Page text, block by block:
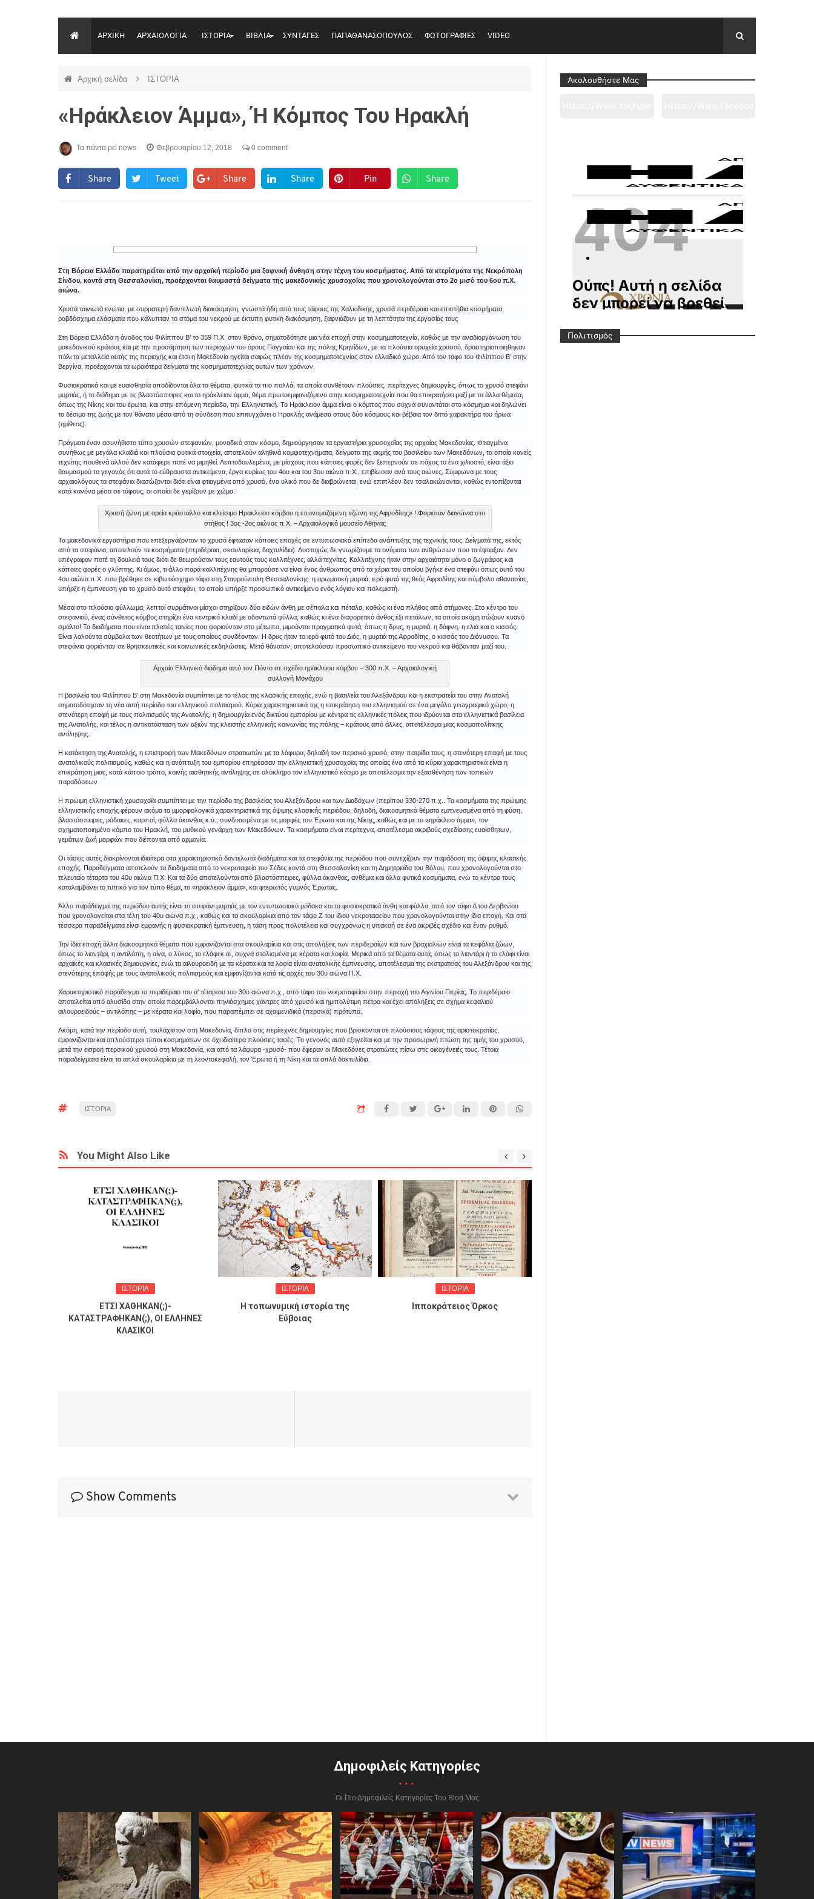
ΑΡΧΙΚΗ ΑΡΧΑΙΟΛΟΓΙΑ ΙΣΤΟΡΙΑ ΒΙΒΛΙΑ ΣΥΝΤΑΓΕΣ ΠΑΠΑΘΑΝΑΣΟΠΟΥΛΟΣ ΦΩΤΟΓΡΑΦΙΕΣ VIDEO
Αρχική σελίδα ΙΣΤΟΡΙΑ
«Ηράκλειον Άμμα», Ή Κόμπος Του Ηρακλή
Τα πάντα ρεί news Φεβρουαρίου 12, 2018 0 comment
Share Tweet Share Share Pin Share
Στη Βόρεια Ελλάδα παρατηρείται από την αρχαϊκή περίοδο µια ξαφνική άνθηση στην τέχνη του κοσμήματος. Από τα κτερίσματα της Νεκρόπολη
Σίνδου, κοντά στη Θεσσαλονίκη, προέρχονται θαυμαστά δείγματα της μακεδονικής χρυσοχοΐας που χρονολογούνται στο 2ο μισό του 6ου π.Χ.
αιώνα.
Χρυσά ταινιωτά ενώτια, µε συρµατερή δαντελωτή διακόσμηση, γνωστά ήδη από τους τάφους της Χαλκιδικής, χρυσά περιδέραια και επιστήθια κοσμήματα,
ραβδόσχημα ελάσματα που κάλυπταν το στόμα του νεκρού µε έκτυπη φυτική διακόσμηση, ξαφνιάζουν µε τη λεπτότητα της εργασίας τους
Στη Βόρεια Ελλάδα η άνοδος του Φιλίππου Β’ το 359 Π.Χ. στον θρόνο, σηματοδότησε µια νέα εποχή στην κοσµηµατοτεχνία, καθώς µε την αναδιοργάνωση του
μακεδονικού κράτους και µε την προσάρτηση των περιοχών του όρους Παγγαίου και της πόλης Κρηνίδων, µε τα πλούσια ορυχεία χρυσού, δραστηριοποιήθηκαν
πάλι τα μεταλλεία αυτής της περιοχής και έτσι η Μακεδονία ηγείται σαφώς πλέον της κοσµηµατοτεχνίας στον ελλαδικό χώρο. Από τον τάφο του Φιλίππου Β’ στην
Βεργίνα, προέρχονται τα ωραιότερα δείγματα της κοσµηµατοτεχνίας αυτών των χρόνων.
Φυσιοκρατικά και µε ευαισθησία αποδίδονται όλα τα θέματα, φυτικά τα πιο πολλά, τα οποία συνθέτουν πλούσιες, περίτεχνες δημιουργίες, όπως το χρυσό στεφάνι
μυρτιάς, ή το διάδημα µε τις βλαστόσπειρες και το ηράκλειον άµµα, θέμα πρωτοεμφανιζόμενο στην κοσμηματοτεχνία που θα επικρατήσει μαζί µε τα άλλα θέματα,
όπως της Νίκης και του έρωτα, και στην επόμενη περίοδο, την Ελληνιστική. Το Ηράκλειον άµµα είναι ο κόμπος που συχνά συναντάται στο κόσμημα και δηλώνει
το δέσιμο της ζωής με τον θάνατο μέσα από τη σύνδεση που επιτυγχάνει ο Ηρακλής ανάμεσα στους δύο κόσμους και βέβαια τον διττό χαρακτήρα του ήρωα
(ημίθεος).
Πράγματι έναν ασυνήθιστο τύπο χρυσών στεφανιών, μοναδικό στον κόσμο, δημιούργησαν τα εργαστήρια χρυσοχοΐας της αρχαίας Μακεδονίας. Φτιαγμένα
συνήθως με μεγάλα κλαδιά και πλούσια φυτικά στοιχεία, αποτελούν αληθινά κομψοτεχνήματα, δείγματα της ακμής του βασιλείου των Μακεδόνων, τα οποία κανείς
τεχνίτης πουθενά αλλού δεν κατάφερε ποτέ να μιμηθεί. Λεπτοδουλεμένα, με μίσχους που κάποιες φορές δεν ξεπερνούν σε πάχος το ένα χιλιοστό, είναι άξιο
θαυμασμού το γεγονός ότι αυτά το εύθραυστα αντικείμενα, έργα κυρίως του 4ου και του 3ου αιώνα π.Χ., επιβίωσαν ανά τους αιώνες. Σύμφωνα με τους
αρχαιολόγους τα στεφάνια διασώζονται διότι είναι φτιαγμένα από χρυσό, ένα υλικό που δε διαβρώνεται, ενώ επιπλέον δεν τσαλακώνονται, καθώς εντοπίζονται
κατά κανόνα μέσα σε τάφους, οι οποίοι δε γεμίζουν με χώμα.
Χρυσή ζώνη με ορεία κρύσταλλο και κλείσιμο Ηρακλείου κόμβου η επονομαζόμενη »ζώνη της Αφροδίτης» ! Φοριόταν διαγώνια στο
στήθος ! 3ος -2ος αιώνας π.Χ. – Αρχαιολογικό μουσείο Αθήνας
Τα μακεδονικά εργαστήρια που επεξεργάζονταν το χρυσό έφτασαν κάποιες εποχές σε εντυπωσιακά επίπεδα ανάπτυξης της τεχνικής τους. Δείγματά της, εκτός
από τα στεφάνια, αποτελούν τα κοσμήματα (περιδέραια, σκουλαρίκια, δαχτυλίδια). Δυστυχώς δε γνωρίζουμε τα ονόματα των ανθρώπων που τα έφτιαξαν. Δεν
υπέγραφαν ποτέ τη δουλειά τους διότι δε θεωρούσαν τους εαυτούς τους καλλιτέχνες, αλλά τεχνίτες. Καλλιτέχνης ήταν στην αρχαιότητα μόνο ο ζωγράφος και
κάποιες φορές ο γλύπτης. Κι όμως, τι άλλο παρά καλλιτέχνης θα μπορούσε να είναι ένας άνθρωπος από τα χέρια του οποίου βγήκε ένα στεφάνι όπως αυτό του
4ου αιώνα π.Χ. που βρέθηκε σε κιβωτιόσχημο τάφο στη Σταυρούπολη Θεσσαλονίκης: η αρωματική μυρτιά, ιερό φυτό της θεάς Αφροδίτης και σύμβολο αθανασίας,
υπήρξε η έμπνευση για το χρυσό αυτό στεφάνι, το οποίο υπήρξε προσωπικό αντικείμενο ενός λόγιου και πολεμιστή.
Μέσα στο πλούσιο φύλλωμα, λεπτοί συρμάτινοι μίσχοι στηρίζουν δύο ειδών άνθη με σέπαλα και πέταλα, καθώς κι ένα πλήθος από στήμονες. Στο κέντρο του
στεφανιού, ένας σύνθετος κόμβος στηρίζει ένα κεντρικό κλαδί με οδοντωτά φύλλα, καθώς κι ένα διαφορετικό άνθος έξι πετάλων, τα οποία ακόμη σώζουν κυανό
σμάλτο! Τα διαδήματα που είναι πλατιές ταινίες που φοριούνταν στο μέτωπο, μιμούνται πραγματικά φυτά, όπως η δρυς, η μυρτιά, η δάφνη, η ελιά και ο κισσός.
Είναι λαλούντα σύμβολα των θεοτήτων με τους οποίους συνδέονταν. Η δρυς ήταν το ιερό φυτό του Διός, η μυρτιά της Αφροδίτης, ο κισσός του Διόνυσου. Τα
στεφάνια φοριόνταν σε θρησκευτικές και κοινωνικές εκδηλώσεις. Μετά θάνατον, αποτελούσαν προσωπικό αντικείμενο του νεκρού και θάβονταν μαζί του.
Αρχαίο Ελληνικό διάδημα από τον Πόντο σε σχέδιο ηράκλειου κόμβου – 300 π.Χ. – Αρχαιολογική
συλλογή Μονάχου
Η βασιλεία του Φιλίππου Β’ στη Μακεδονία συμπίπτει µε το τέλος της κλασικής εποχής, ενώ η βασιλεία του Αλεξάνδρου και η εκστρατεία του στην Ανατολή
σηματοδότησαν τη νέα αυτή περίοδο του ελληνικού πολιτισμού. Κύρια χαρακτηριστικά της η επικράτηση του ελληνισμού σε ένα μεγάλο γεωγραφικό χώρο, η
στενότερη επαφή µε τους πολιτισμούς της Ανατολής, η δημιουργία ενός δικτύου εμπορίου µε κέντρα τις ελληνικές πόλεις που ιδρύονται στα ελληνιστικά βασίλεια
της Ανατολής, και τέλος η αντικατάσταση των αξιών της κλειστής ελληνικής κοινωνίας της πόλης – κράτους από άλλες, αποτέλεσμα μιας κοσμοπολίτικης
αντίληψης.
Η κατάκτηση της Ανατολής, η επιστροφή των Μακεδόνων στρατιωτών µε τα λάφυρα, δηλαδή τον περσικό χρυσό, στην πατρίδα τους, η στενότερη επαφή µε τους
ανατολικούς πολιτισμούς, καθώς και η ανάπτυξη του εμπορίου επηρέασαν την ελληνιστική χρυσοχοϊα, της οποίας ένα από τα κύρια χαρακτηριστικά είναι η
επικράτηση μιας, κατά κάποιο τρόπο, κοινής αισθητικής αντίληψης σε ολόκληρο τον ελληνιστικό κόσμο με αποτέλεσμα την εξασθένηση των τοπικών
παραδόσεων
Η πρώιμη ελληνιστική χρυσοχοϊα συμπίπτει µε την περίοδο της βασιλείας του Αλεξάνδρου και των Διαδόχων (περίπου 330-270 π.χ.. Τα κοσμήματα της πρώιμης
ελληνιστικής εποχής φέρουν ακόμα τα µμορφολογικά χαρακτηριστικά της όψιμης κλασικής περιόδου, δηλαδή, διακοσμητικά θέματα εμπνευσμένα από τη φύση,
βλαστόσπειρες, ρόδακες, καρποί, φύλλα άκανθας κ.ά., συνδυασμένα µε τις μορφές του Έρωτα και της Νίκης, καθώς και µε το «ηράκλειο άµµα», τον
σχηματοποιημένο κόμπο του Ηρακλή, του μυθικού γενάρχη των Μακεδόνων. Τα κοσμήματα είναι περίτεχνα, αποτέλεσµα ακριβούς σχεδίασης ευαίσθητων,
γεµάτων ζωή µορφών που διέπονται από αρµονία.
Οι τάσεις αυτές διακρίνονται ιδιαίτερα στα χαρακτηριστικά δαντελωτά διαδήματα και τα στεφάνια της περιόδου που συνεχίζουν την παράδοση της όψιµης κλασικής
εποχής. Παραδείγματα αποτελούν τα διαδήματα από το νεκροταφείο του Σέδες κοντά στη Θεσσαλονίκη και τη Δημητριάδα του Βόλου, που χρονολογούνται στο
τελευταίο τέταρτο του 40υ αιώνα Π.Χ. Και τα δύο αποτελούνται από βλαστόσπειρες, φύλλα άκανθας, ανθέµια και άλλα φυτικά κοσμήματα, ενώ το κέντρο τους
καταλαμβάνει το τυπικό για τον τύπο θέµα, το «ηράκλειον άµµα», και φτερωτός γυμνός Έρωτας.
Άλλο παράδειγμα της περιόδου αυτής είναι το στεφάνι µυρτιάς µε τον εντυπωσιακό ρόδακα και τα φυσιοκρατικά άνθη και φύλλα, από τον τάφο Δ του Δερβενίου
που χρονολογείται στα τέλη του 40υ αιώνα π.χ., καθώς και τα σκουλαρίκια από τον τάφο Ζ του ίδιου νεκροταφείου που χρονολογούνται στην ίδια εποχή. Και στα
τέσσερα παραδείγματα είναι εµφανής η φυσιοκρατική έµπνευση, η τάση προς πολυτέλεια και συγχρόνως η υπακοή σε ένα ακριβές σχέδιο και έναν ρυθµό.
Την ίδια εποχή άλλα διακοσμητικά θέµατα που εµφανίζονται στα σκουλαρίκια και στις απολήξεις των περιδεραίων και των βραχιολιών είναι τα κεφάλια ζώων,
όπως το λιοντάρι, η αντιλόπη, η αίγα, ο λύκος, το ελάφι κ.ά., συχνά στολισμένα µε κέρατα και λοφία. Μερικά από τα θέµατα αυτά, όπως το λιοντάρι ή το ελάφι είναι
αρχαϊκές και κλασικές δημιουργίες, ενώ τα αιλουροειδή µε τα κέρατα και τα λοφία είναι ανατολικής έµπνευσης, αποτέλεσµα της εκστρατείας του Αλεξάνδρου και της
στενότερης επαφής µε τους ανατολικούς πολιτισμούς και εμφανίζονται κατά τις αρχές του 30υ αιώνα Π.Χ.
Χαρακτηριστικό παράδειγμα το περιδέραιο του α’ τέταρτου του 30υ αιώνα π.χ., από τάφο του νεκροταφείου στην περιοχή του Αιγινίου Πιερίας. Το περιδέραιο
αποτελείται από αλυσίδα στην οποία παρεμβάλλονται πηνιόσχηµες χάντρες από χρυσό και ημιπολύτιμη πέτρα και έχει απολήξεις σε σχήμα κεφαλιού
αιλουροειδούς – αντιλόπης – µε κέρατα και λοφίο, που παραπέμπει σε αχαιµενιδικά (περσικά) πρότυπα.
Ακόμη, κατά την περίοδο αυτή, τουλάχιστον στη Μακεδονία, δίπλα στις περίτεχνες δημιουργίες που βρίσκονται σε πλούσιους τάφους της αριστοκρατίας,
εμφανίζονται και απλούστεροι τύποι κοσμημάτων σε όχι ιδιαίτερα πλούσιες ταφές. Το γεγονός αυτό εξηγείται και µε την προσωρινή πτώση της τιμής του χρυσού,
μετά την εισροή περσικού χρυσού στη Μακεδονία, και από τα λάφυρα -χρυσό- που έφεραν οι Μακεδόνες στρατιώτες πίσω στις οικογένειές τους. Τέτοια
παραδείγματα είναι τα απλά σκουλαρίκια µε τη λεοντοκεφαλή, τον Έρωτα ή τη Νίκη και τα απλά δακτυλίδια.
ΙΣΤΟΡΙΑ
You Might Also Like
ΙΣΤΟΡΙΑ
ΕΤΣΙ ΧΑΘΗΚΑΝ(;)-
ΚΑΤΑΣΤΡΑΦΗΚΑΝ(;), ΟΙ ΕΛΛΗΝΕΣ
ΚΛΑΣΙΚΟΙ
ΙΣΤΟΡΙΑ
Η τοπωνυμική ιστορία της
Εύβοιας
ΙΣΤΟΡΙΑ
Ιπποκράτειος Όρκος
Show Comments
Ακολουθήστε Μας
Ref=pages_you_mana
Πολιτισμός
Δημοφιλείς Κατηγορίες
...
Οι Πιο Δημοφιλείς Κατηγορίες Του Blog Μας